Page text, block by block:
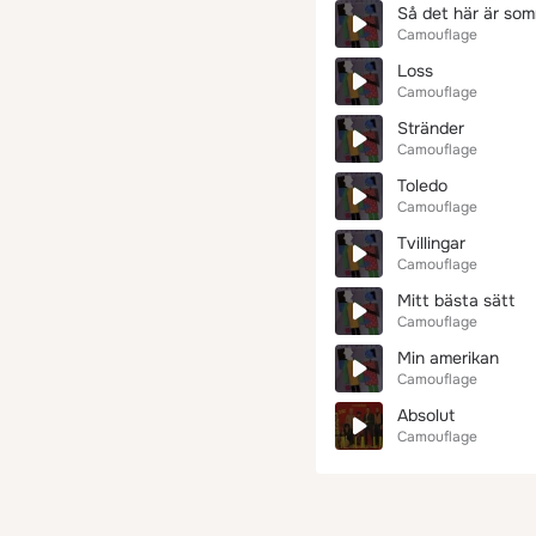
Så det här är
Camouflage
Loss
Camouflage
Stränder
Camouflage
Toledo
Camouflage
Tvillingar
Camouflage
Mitt bästa sätt
Camouflage
Min amerikan
Camouflage
Absolut
Camouflage